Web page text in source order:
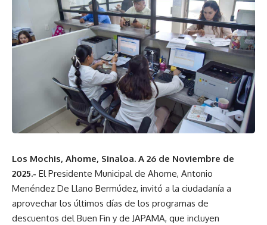
Los Mochis, Ahome, Sinaloa. A 26 de Noviembre de
2025.- El Presidente Municipal de Ahome, Antonio
Menéndez De Llano Bermúdez, invitó a la ciudadanía a
aprovechar los últimos días de los programas de
descuentos del Buen Fin y de JAPAMA, que incluyen